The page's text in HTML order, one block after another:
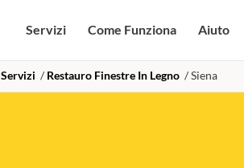
Servizi Come Funziona Aiuto
Servizi Restauro Finestre In Legno Siena